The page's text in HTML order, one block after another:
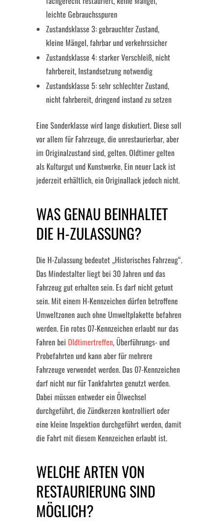
leichte Gebrauchsspuren
Zustandsklasse 3: gebrauchter Zustand,
kleine Mängel, fahrbar und verkehrssicher
Zustandsklasse 4: starker Verschleiß, nicht
fahrbereit, Instandsetzung notwendig
Zustandsklasse 5: sehr schlechter Zustand,
nicht fahrbereit, dringend instand zu setzen
Eine Sonderklasse wird lange diskutiert. Diese soll
vor allem für Fahrzeuge, die unrestaurierbar, aber
im Originalzustand sind, gelten. Oldtimer gelten
als Kulturgut und Kunstwerke. Ein neuer Lack ist
jederzeit erhältlich, ein Originallack jedoch nicht.
WAS GENAU BEINHALTET
DIE H-ZULASSUNG?
Die H-Zulassung bedeutet „Historisches Fahrzeug“.
Das Mindestalter liegt bei 30 Jahren und das
Fahrzeug gut erhalten sein. Es darf nicht getunt
sein. Mit einem H-Kennzeichen dürfen betroffene
Umweltzonen auch ohne Umweltplakette befahren
werden. Ein rotes 07-Kennzeichen erlaubt nur das
Fahren bei Oldtimertreffen, Überführungs- und
Probefahrten und kann aber für mehrere
Fahrzeuge verwendet werden. Das 07-Kennzeichen
darf nicht nur für Tankfahrten genutzt werden.
Dabei müssen entweder ein Ölwechsel
durchgeführt, die Zündkerzen kontrolliert oder
eine kleine Inspektion durchgeführt werden, damit
die Fahrt mit diesem Kennzeichen erlaubt ist.
WELCHE ARTEN VON
RESTAURIERUNG SIND
MÖGLICH?